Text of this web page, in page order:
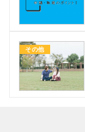
その他